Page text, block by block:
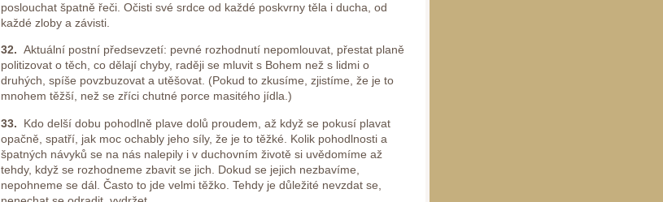
poslouchat špatně řeči. Očisti své srdce od každé poskvrny těla i ducha, od
každé zloby a závisti.
32.Aktuální postní předsevzetí: pevné rozhodnutí nepomlouvat, přestat planě
politizovat o těch, co dělají chyby, raději se mluvit s Bohem než s lidmi o
druhých, spíše povzbuzovat a utěšovat. (Pokud to zkusíme, zjistíme, že je to
mnohem těžší, než se zříci chutné porce masitého jídla.)
33. Kdo delší dobu pohodlně plave dolů proudem, až když se pokusí plavat
opačně, spatří, jak moc ochably jeho síly, že je to těžké. Kolik pohodlnosti a
špatných návyků se na nás nalepily i v duchovním životě si uvědomíme až
tehdy, když se rozhodneme zbavit se jich. Dokud se jejich nezbavíme,
nepohneme se dál. Často to jde velmi těžko. Tehdy je důležité nevzdat se,